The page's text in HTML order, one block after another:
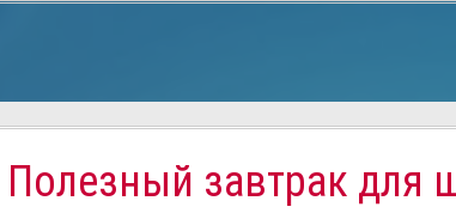
Полезный завтрак для